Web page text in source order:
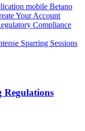
mobile Betano
Your Account
Compliance
Sparring Sessions
Regulations